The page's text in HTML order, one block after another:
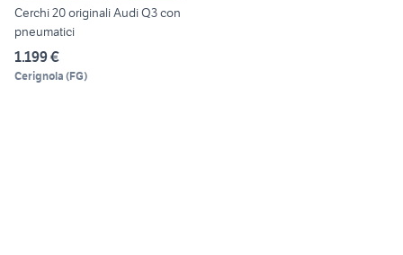
Cerchi 20 originali Audi Q3 con
pneumatici
1.199 €
Cerignola (FG)